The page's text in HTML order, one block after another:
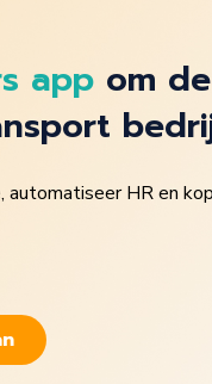
app om
automatiseer HR en